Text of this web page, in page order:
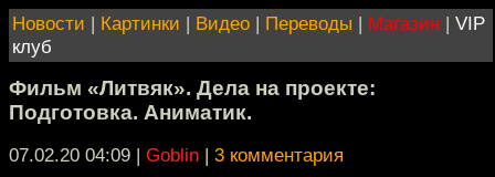
Новости | Картинки | Видео | Переводы | Магазин | VIP
клуб
Фильм «Литвяк». Дела на проекте:
Подготовка. Аниматик.
07.02.20 04:09 | Goblin | 3 комментария